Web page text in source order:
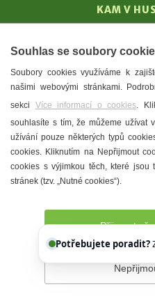
KAM V
T. G.
Městské
Denní
Prohlášení o přístupnosti
Souhlas se soubory
Soubory cookies využíváme k
našimi webovými stránkami.
sekci Více informací o cookies.
souhlasíte s tím, že můžeme užívat
užívání pouze některých typů
cookies. Kliknutím na Nepřijmout
cookies s výjimkou těch, které jsou
stránek (tzv. „Nutné cookies“).
Přijmout
Chettyho.